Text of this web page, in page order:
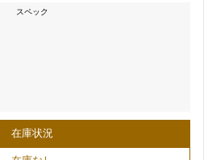
スペック
在庫状況